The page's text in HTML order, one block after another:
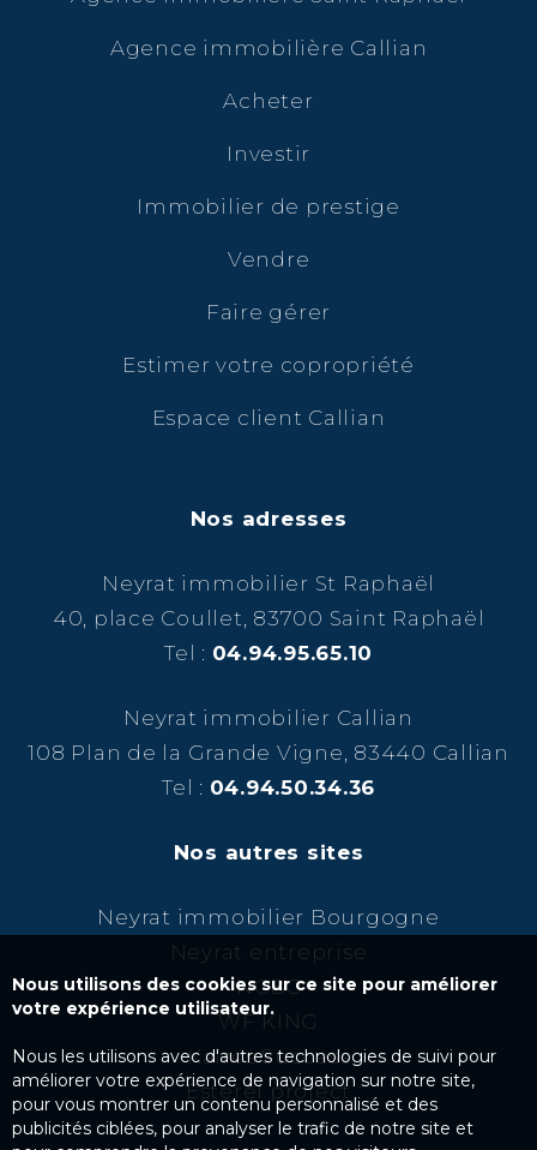
Agence immobilière Callian
Acheter
Investir
Immobilier de prestige
Vendre
Faire gérer
Estimer votre copropriété
Espace client Callian
Nos adresses
Neyrat immobilier St Raphaël
40, place Coullet, 83700 Saint Raphaël
Tel : 04.94.95.65.10
Neyrat immobilier Callian
108 Plan de la Grande Vigne, 83440 Callian
Tel : 04.94.50.34.36
Nos autres sites
Neyrat immobilier Bourgogne
Neyrat entreprise
NCBC
WF KING
Kairos Success
Esterel project
Nous utilisons des cookies sur ce site pour améliorer
votre expérience utilisateur.
Nous les utilisons avec d'autres technologies de suivi pour
améliorer votre expérience de navigation sur notre site,
pour vous montrer un contenu personnalisé et des
publicités ciblées, pour analyser le trafic de notre site et